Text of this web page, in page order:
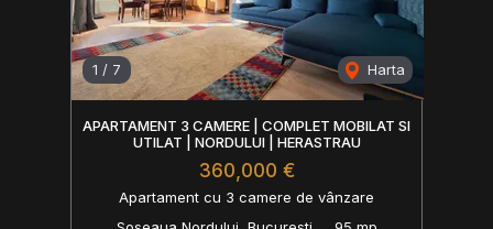
1 / 7 Harta
APARTAMENT 3 CAMERE | COMPLET MOBILAT SI
UTILAT | NORDULUI | HERASTRAU
360,000 €
Apartament cu 3 camere de vânzare